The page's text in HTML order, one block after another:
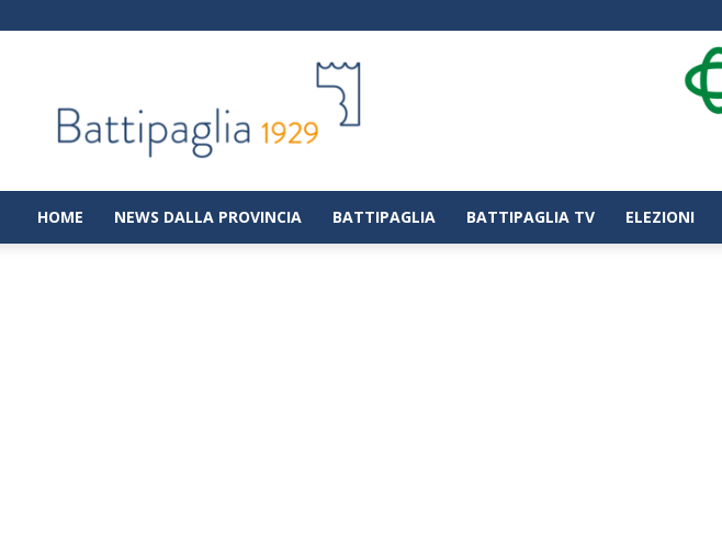
|
Notizie
dalla
città
di
HOME NEWS DALLA PROVINCIA BATTIPAGLIA BATTIPAGLIA TV ELEZIONI